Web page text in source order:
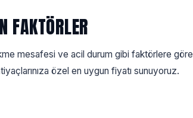
FAKTÖRLER
mesafesi ve acil durum gibi faktörlere göre
özel en uygun fiyatı sunuyoruz.